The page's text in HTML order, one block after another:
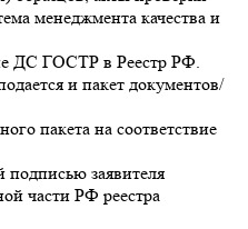
менеджмента качества и
ДС ГОСТР в Реестр РФ.
и пакет документов/
пакета на соответствие
подписью заявителя
части РФ реестра